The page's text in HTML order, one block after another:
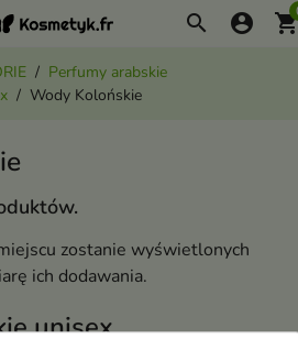
search account_circle
Perfumy arabskie
Wody Kolońskie
unisex
zostanie wyświetlonych
ich dodawania.